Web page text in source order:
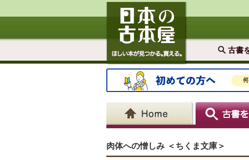
古書
肉体への憎しみ ＜ちくま文庫＞